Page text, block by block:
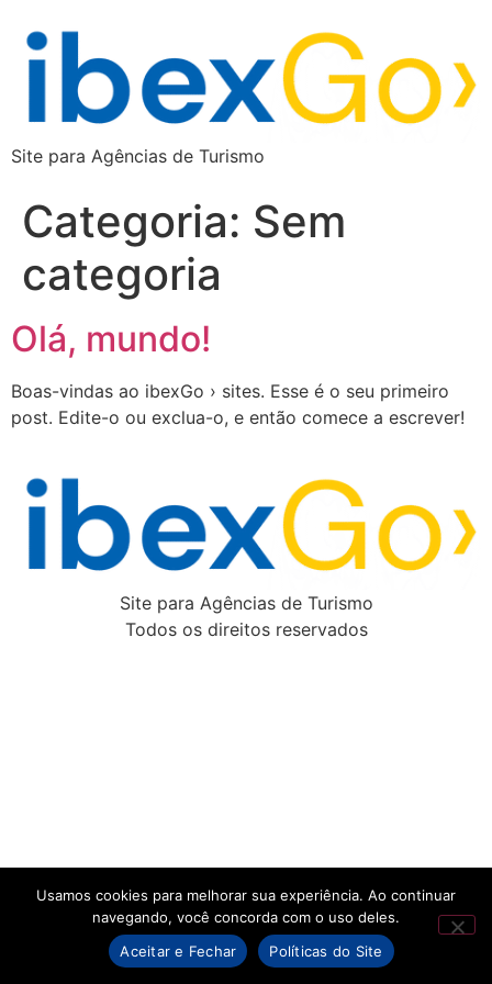
Site para Agências de Turismo
Categoria: Sem
categoria
Olá, mundo!
Boas-vindas ao ibexGo › sites. Esse é o seu primeiro
post. Edite-o ou exclua-o, e então comece a escrever!
Site para Agências de Turismo
Todos os direitos reservados
Usamos cookies para melhorar sua experiência. Ao continuar
navegando, você concorda com o uso deles.
Aceitar e Fechar
Políticas do Site